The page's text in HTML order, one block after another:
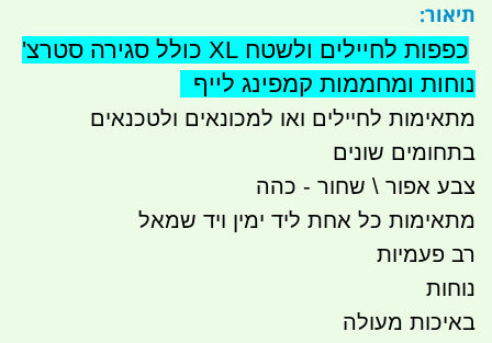
תיאור:
כפפות לחיילים ולשטח XL כולל סגירה סטרצ'
נוחות ומחממות קמפינג לייף
מתאימות לחיילים ואו למכונאים ולטכנאים
בתחומים שונים
צבע אפור \ שחור - כהה
מתאימות כל אחת ליד ימין ויד שמאל
רב פעמיות
נוחות
באיכות מעולה